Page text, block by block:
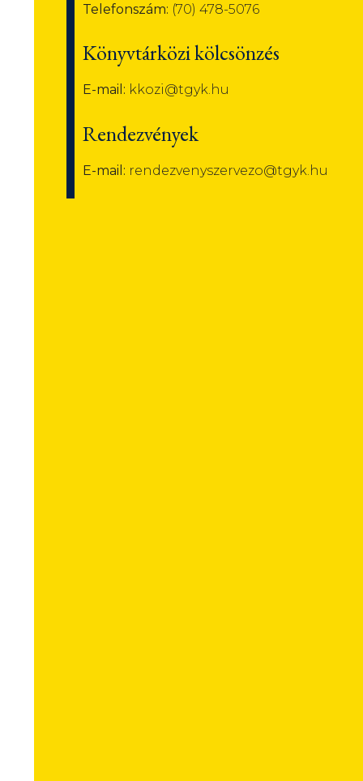
Telefonszám: (70) 478-5076
Könyvtárközi kölcsönzés
E-mail: kkozi@tgyk.hu
Rendezvények
E-mail: rendezvenyszervezo@tgyk.hu